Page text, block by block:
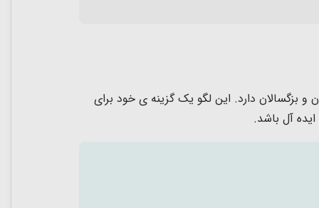
بین کودکان و بزگسالان دارد. این لگو یک گزینه ی خود برای
آل باشد.